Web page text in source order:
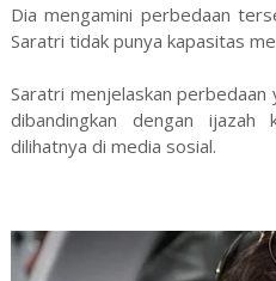
Dia mengamini perbedaan
Saratri tidak punya kapasitas
Saratri menjelaskan perbedaan
dibandingkan dengan
dilihatnya di media sosial.